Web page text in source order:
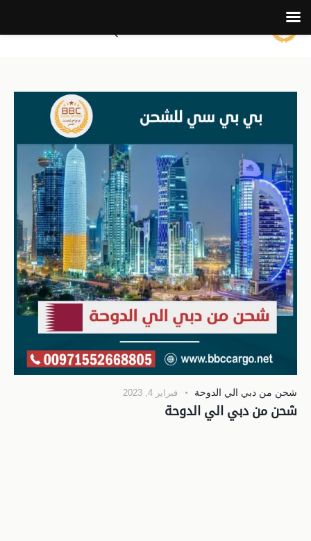
شحن من دبي الي الدوحة فبراير 4, 2023
شحن من دبي الي الدوحة